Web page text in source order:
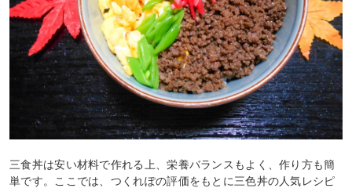
三食丼は安い材料で作れる上、栄養バランスもよく、作り方も簡
単です。ここでは、つくれぽの評価をもとに三色丼の人気レシピ